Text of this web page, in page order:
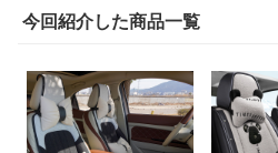
今回紹介した商品一覧